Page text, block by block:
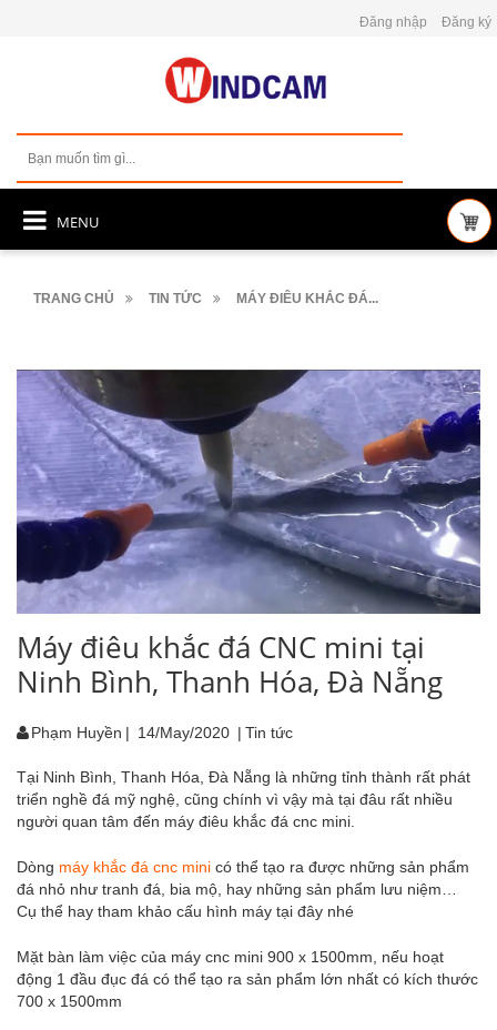
Đăng nhập Đăng ký
MENU
TRANG CHỦ TIN TỨC MÁY ĐIÊU KHẮC ĐÁ...
Máy điêu khắc đá CNC mini tại
Ninh Bình, Thanh Hóa, Đà Nẵng
Phạm Huyền | 14/May/2020 | Tin tức
Tại Ninh Bình, Thanh Hóa, Đà Nẵng là những tỉnh thành rất phát
triển nghề đá mỹ nghệ, cũng chính vì vậy mà tại đâu rất nhiều
người quan tâm đến máy điêu khắc đá cnc mini.
Dòng máy khắc đá cnc mini có thể tạo ra được những sản phẩm
đá nhỏ như tranh đá, bia mộ, hay những sản phẩm lưu niệm…
Cụ thể hay tham khảo cấu hình máy tại đây nhé
Mặt bàn làm việc của máy cnc mini 900 x 1500mm, nếu hoạt
động 1 đầu đục đá có thể tạo ra sản phẩm lớn nhất có kích thước
700 x 1500mm